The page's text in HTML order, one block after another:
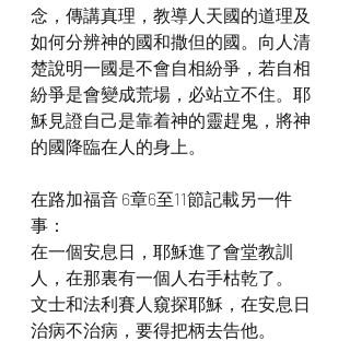
念，傳講真理，教導人天國的道理及
如何分辨神的國和撒但的國。向人清
楚說明一國是不會自相紛爭，若自相
紛爭是會變成荒場，必站立不住。耶
穌見證自己是靠着神的靈趕鬼，將神
的國降臨在人的身上。
在路加福音 6章6至11節記載另一件
事：
在一個安息日，耶穌進了會堂教訓
人，在那裏有一個人右手枯乾了。
文士和法利賽人窺探耶穌，在安息日
治病不治病，要得把柄去告他。